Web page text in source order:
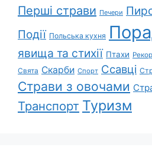
Перші страви Печери
Події Польська кухня
явища та стихії Птахи
Свята Скарби Спорт Ссавці
Страви з овочами
Транспорт Туризм